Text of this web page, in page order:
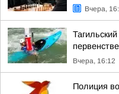
Вчера,
Вчера, 16:12
Полиция